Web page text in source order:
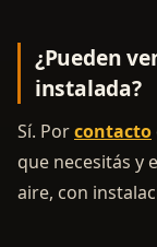
¿Pueden
instalada?
Sí. Porcontacto
que necesitás y
aire, con